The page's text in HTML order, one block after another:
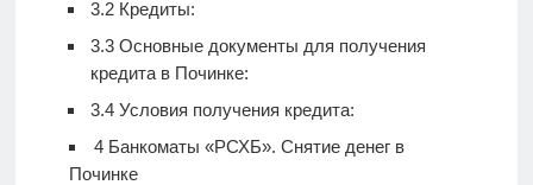
3.2Кредиты:
3.3Основные документы для получения
кредита в Починке:
3.4Условия получения кредита:
4Банкоматы «РСХБ». Снятие денег в
Починке